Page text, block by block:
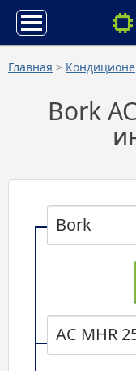
Главная >
Bork
Bork
AC MHR